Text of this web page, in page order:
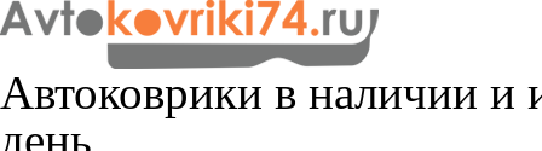
Автоковрики в наличии и
день